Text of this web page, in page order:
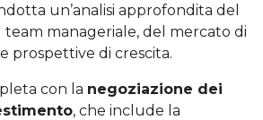
un’analisi approfondita del
team manageriale, del mercato di
prospettive di crescita.
con la negoziazione dei
, che include la